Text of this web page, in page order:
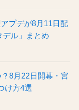
プデが8月11日配
デル」まとめ
8月22日開幕・宮
け方4選